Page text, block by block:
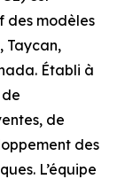
des modèles
Taycan,
Établi à
de
des
L’équipe